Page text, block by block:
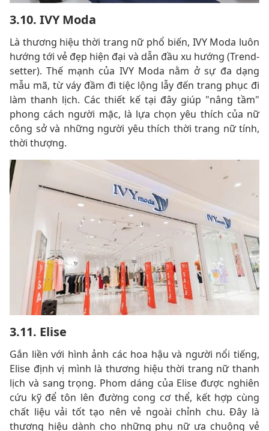
3.10. IVY Moda
Là thương hiệu thời trang nữ phổ biến, IVY Moda luôn
hướng tới vẻ đẹp hiện đại và dẫn đầu xu hướng (Trend-
setter). Thế mạnh của IVY Moda nằm ở sự đa dạng
mẫu mã, từ váy đầm đi tiệc lộng lẫy đến trang phục đi
làm thanh lịch. Các thiết kế tại đây giúp "nâng tầm"
phong cách người mặc, là lựa chọn yêu thích của nữ
công sở và những người yêu thích thời trang nữ tính,
thời thượng.
3.11. Elise
Gắn liền với hình ảnh các hoa hậu và người nổi tiếng,
Elise định vị mình là thương hiệu thời trang nữ thanh
lịch và sang trọng. Phom dáng của Elise được nghiên
cứu kỹ để tôn lên đường cong cơ thể, kết hợp cùng
chất liệu vải tốt tạo nên vẻ ngoài chỉnh chu. Đây là
thương hiệu dành cho những phụ nữ ưa chuộng vẻ